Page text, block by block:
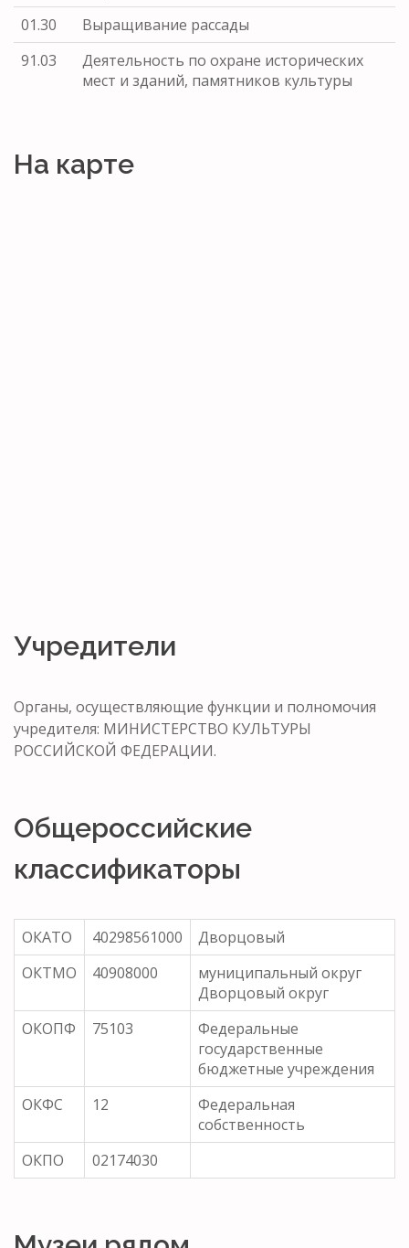
01.30
Выращивание рассады
91.03
Деятельность по охране исторических
мест и зданий, памятников культуры
На карте
Учредители
Органы, осуществляющие функции и полномочия
учредителя: МИНИСТЕРСТВО КУЛЬТУРЫ
РОССИЙСКОЙ ФЕДЕРАЦИИ.
Общероссийские
классификаторы
ОКАТО 40298561000
Дворцовый
ОКТМО
40908000
муниципальный округ
Дворцовый округ
ОКОПФ
75103
Федеральные
государственные
бюджетные учреждения
ОКФС
12
Федеральная
собственность
ОКПО
02174030